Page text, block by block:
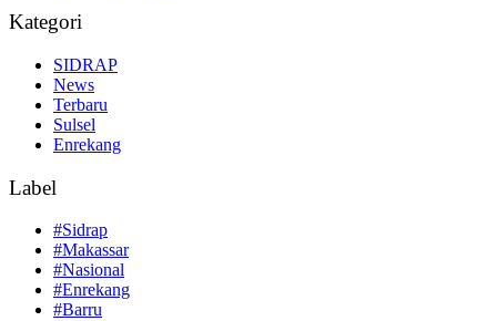
Kategori
SIDRAP
News
Terbaru
Sulsel
Enrekang
Label
#Sidrap
#Makassar
#Nasional
#Enrekang
#Barru